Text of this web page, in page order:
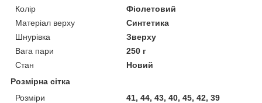
Колір
Фіолетовий
Матеріал верху
Синтетика
Шнурівка
Зверху
Вага пари
250 г
Стан
Новий
Розмірна сітка
Розміри
41, 44, 43, 40, 45, 42, 39